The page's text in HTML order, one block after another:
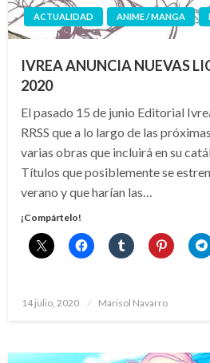
ACTUALIDAD ANIME / MANGA
IVREA ANUNCIA NUEVAS
2020
El pasado 15 de junio Editorial
RRSS que a lo largo de las
varias obras que incluirá en su
Títulos que posiblemente se
verano y que harían las…
¡Compártelo!
Publicado
14 julio, 2020 Marisol Navarro